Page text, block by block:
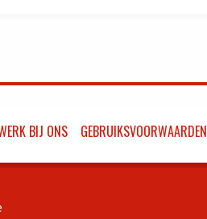
BIJ ONS GEBRUIKSVOORWAARDEN